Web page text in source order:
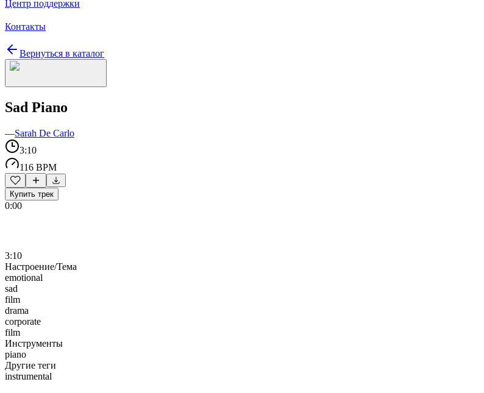
Центр поддержки
Контакты
Вернуться в каталог
Sad Piano
—Sarah De Carlo
3:10
116 BPM
Купить трек
0:00
3:10
Настроение/Тема
emotional
sad
film
drama
corporate
film
Инструменты
piano
Другие теги
instrumental